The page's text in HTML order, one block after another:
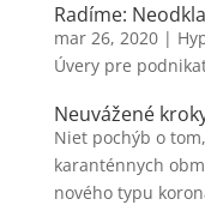
Radíme:
mar 26, 2020|
Úvery pre
Neuvážené
Niet pochýb o
karanténnych
nového typu